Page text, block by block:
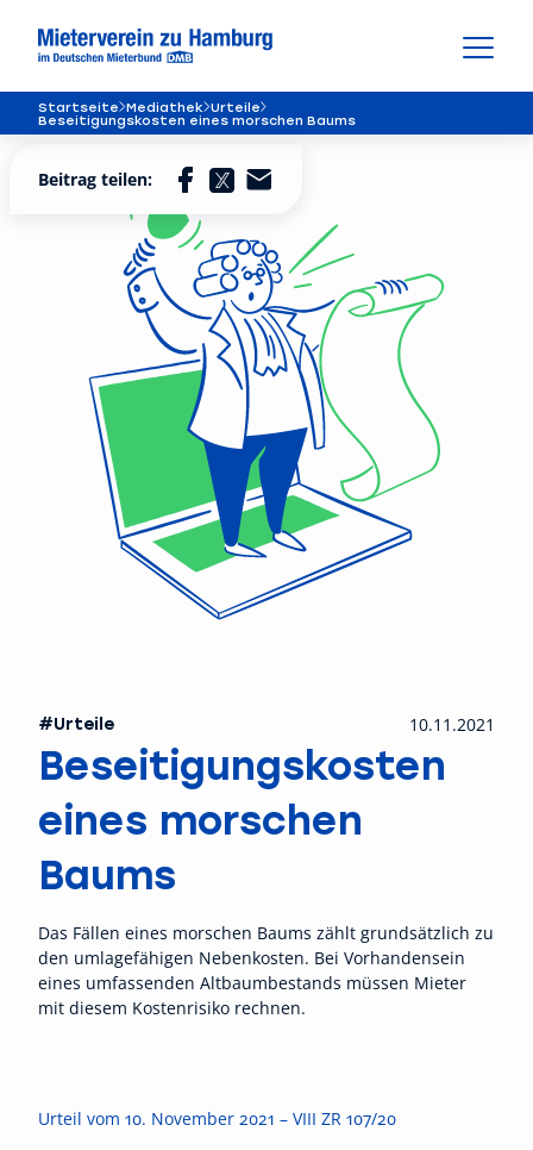
Startseite Mediathek Urteile
Beseitigungskosten eines morschen Baums
#Urteile 10.11.2021
Beseitigungskosten
eines morschen
Baums
Das Fällen eines morschen Baums zählt grundsätzlich zu
den umlagefähigen Nebenkosten. Bei Vorhandensein
eines umfassenden Altbaumbestands müssen Mieter
mit diesem Kostenrisiko rechnen.
Beitrag teilen:
Urteil vom 10. November 2021 – VIII ZR 107/20